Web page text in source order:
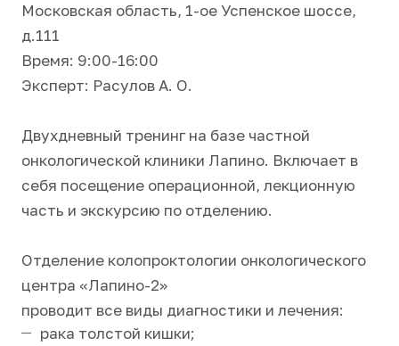
Московская область, 1-ое Успенское шоссе,
д.111
Время: 9:00-16:00
Эксперт: Расулов А. О.
Двухдневный тренинг на базе частной
онкологической клиники Лапино. Включает в
себя посещение операционной, лекционную
часть и экскурсию по отделению.
Отделение колопроктологии онкологического
центра «Лапино-2»
проводит все виды диагностики и лечения:
рака толстой кишки;